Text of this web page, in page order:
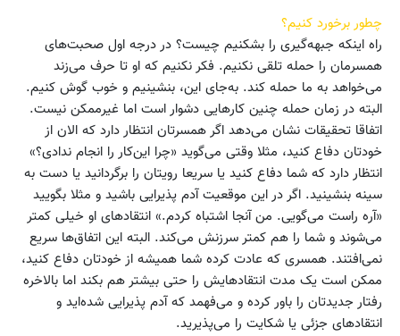
چطور برخورد کنیم؟
راه اینکه جبهه‌گیری را بشکنیم چیست؟ در درجه اول صحبت‌های
همسرمان را حمله تلقی نکنیم. فکر نکنیم که او تا حرف می‌زند
می‌خواهد به ما حمله کند. به‌جای این، بنشینیم و خوب گوش کنیم.
البته در زمان حمله چنین کارهایی دشوار است اما غیرممکن نیست.
اتفاقا تحقیقات نشان می‌دهد اگر همسرتان انتظار دارد که الان از
خودتان دفاع کنید، مثلا وقتی می‌گوید «چرا این‌کار را انجام ندادی؟»
انتظار دارد که شما دفاع کنید یا سریعا رویتان را برگردانید یا دست به
سینه بنشینید. اگر در این موقعیت آدم پذیرایی باشید و مثلا بگویید
«آره راست می‌گویی. من آنجا اشتباه کردم.» انتقادهای او خیلی کمتر
می‌شوند و شما را هم کمتر سرزنش می‌کند. البته این اتفاق‌ها سریع
نمی‌افتند. همسری که عادت کرده شما همیشه از خودتان دفاع کنید،
ممکن است یک مدت انتقادهایش را حتی بیشتر هم بکند اما بالاخره
رفتار جدیدتان را باور کرده و می‌فهمد که آدم پذیرایی شده‌اید و
انتقادهای جزئی یا شکایت را می‌پذیرید.